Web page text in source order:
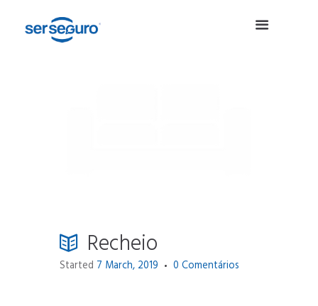
Recheio
Started 7 March, 2019 0 Comentários